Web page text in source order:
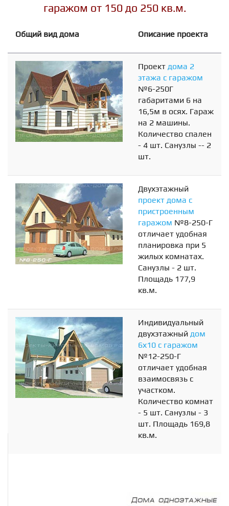
гаражом от 150 до 250 кв.м.
Общий вид дома Описание проекта
Проект дома 2
этажа с гаражом
№6-250Г
габаритами 6 на
16,5м в осях. Гараж
на 2 машины.
Количество спален
- 4 шт. Санузлы -- 2
шт.
Двухэтажный
проект дома с
пристроенным
гаражом №8-250-Г
отличает удобная
планировка при 5
жилых комнатах.
Санузлы - 2 шт.
Площадь 177,9
кв.м.
Индивидуальный
двухэтажный дом
6х10 с гаражом
№12-250-Г
отличает удобная
взаимосвязь с
участком.
Количество комнат
- 5 шт. Санузлы - 3
шт. Площадь 169,8
кв.м.